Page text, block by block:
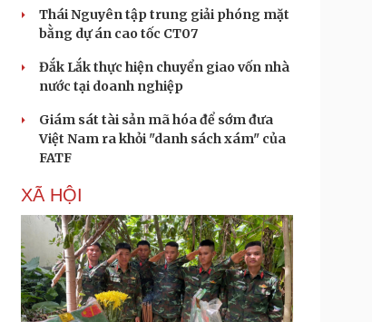
Thái Nguyên tập trung giải phóng mặt
bằng dự án cao tốc CT07
Đắk Lắk thực hiện chuyển giao vốn nhà
nước tại doanh nghiệp
Giám sát tài sản mã hóa để sớm đưa
Việt Nam ra khỏi "danh sách xám" của
FATF
XÃ HỘI